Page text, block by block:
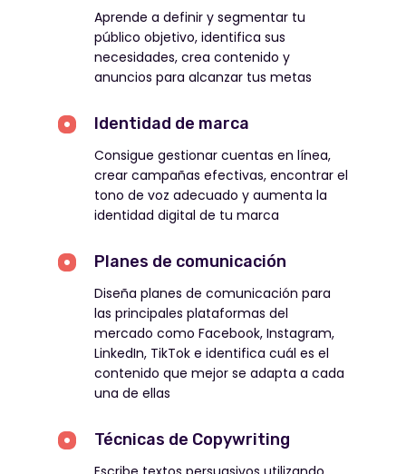
Técnicas de Copywriting
Diseña planes de comunicación para
las principales plataformas del
mercado como Facebook, Instagram,
LinkedIn, TikTok e identifica cuál es el
contenido que mejor se adapta a cada
una de ellas
Planes de comunicación
Consigue gestionar cuentas en línea,
crear campañas efectivas, encontrar el
tono de voz adecuado y aumenta la
identidad digital de tu marca
Identidad de marca
Aprende a definir y segmentar tu
público objetivo, identifica sus
necesidades, crea contenido y
anuncios para alcanzar tus metas